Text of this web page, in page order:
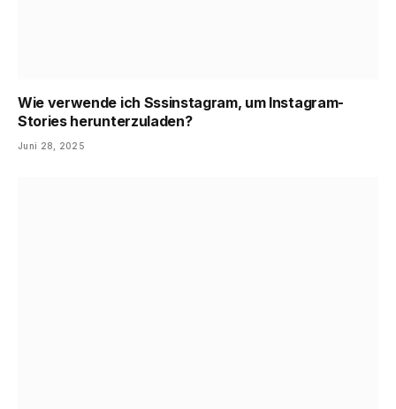
Wie verwende ich Sssinstagram, um Instagram-
Stories herunterzuladen?
Juni 28, 2025